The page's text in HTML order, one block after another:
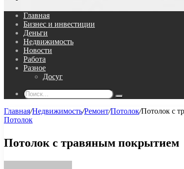
Главная
Бизнес и инвестиции
Деньги
Недвижимость
Новости
Работа
Разное
Досуг
Поиск...
Главная/Недвижимость/Ремонт/Потолок/Потолок с
Потолок
Потолок с травяным покрытием